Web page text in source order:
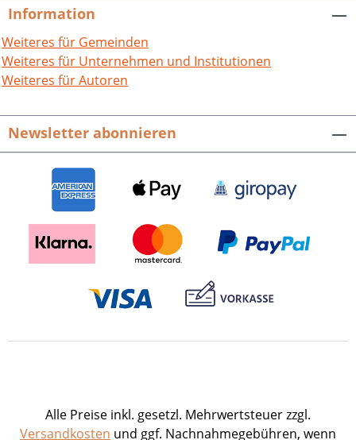
Erläuterungen zu den wichtigsten
Merkmalen der in Baden-Württemberg
gesprochenen Dialekte. Weitere
historische Interviewaufnahmen aus
Petersburg Jetz isch halt alles anderscht,
net? Kultureller Wandel im Ländlichen
Raum.Historische Interviewaufnahmen
aus Baden-Württemberg, 1. Sprecher
Peter Binder, Hörbuchkonzeption
Mirjam Nast, Projektleitung Hubert
Klausmann und Reinhard Johler.Audio-
CD im Schuber inkl. 64-seitigem
19,90.
Information
Weiteres für Gemeinden
Weiteres für Unternehmen und Institutionen
Weiteres für Autoren
Newsletter abonnieren
Alle Preise inkl. gesetzl. Mehrwertsteuer zzgl.
Versandkosten und ggf. Nachnahmegebühren, wenn